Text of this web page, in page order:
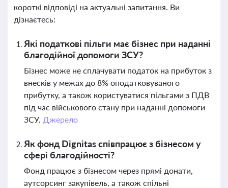
короткі відповіді на актуальні запитання. Ви
дізнаєтесь:
Які податкові пільги має бізнес при наданні
благодійної допомоги ЗСУ?
Бізнес може не сплачувати податок на прибуток з
внесків у межах до 8% оподатковуваного
прибутку, а також користуватися пільгами з ПДВ
під час військового стану при наданні допомоги
ЗСУ. Джерело
Як фонд Dignitas співпрацює з бізнесом у
сфері благодійності?
Фонд працює з бізнесом через прямі донати,
аутсорсинг закупівель, а також спільні